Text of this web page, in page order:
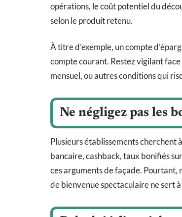
opérations, le coût potentiel du
selon le produit retenu.
À titre d’exemple, un compte
compte courant. Restez vigilant
mensuel, ou autres conditions qui
Ne négligez pas les
Plusieurs établissements cherchent
bancaire, cashback, taux bonifiés
ces arguments de façade. Pourtant,
de bienvenue spectaculaire ne sert